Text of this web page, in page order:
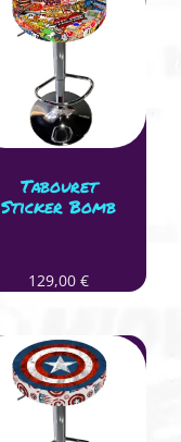
Tabouret
Sticker Bomb
129,00 €